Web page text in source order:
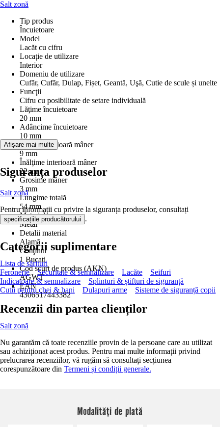
Salt zonă
Tip produs
Încuietoare
Model
Lacăt cu cifru
Locație de utilizare
Interior
Domeniu de utilizare
Cufăr, Cufăr, Dulap, Fișet, Geantă, Uşă, Cutie de scule și unelte
Funcţii
Cifru cu posibilitate de setare individuală
Lăţime încuietoare
20 mm
Adâncime încuietoare
10 mm
Lăţime interioară mâner
9 mm
Înălţime interioară mâner
22 mm
Grosime mâner
3 mm
Lungime totală
54 mm
Material
Metal
Detalii material
Alamă
Conţinut
1 Bucati
Cod scurt de produs (AKN)
AGWT
EAN
4306517443382
Afișare mai multe
Siguranța produselor
Salt zonă
Pentru informații cu privire la siguranța produselor, consultați
specificațiile producătorului .
Categorii suplimentare
Lista de sărituri
Feronerie
Securitate & semnalizare Lacăte
Seifuri
Indicatoare & semnalizare
Splinturi & știfturi de siguranță
Cutii pentru chei & bani
Dulapuri arme Sisteme de siguranță copii
Recenzii din partea clienților
Salt zonă
Nu garantăm că toate recenziile provin de la persoane care au utilizat
sau achiziționat acest produs. Pentru mai multe informații privind
prelucrarea recenziilor, vă rugăm să consultați secțiunea
corespunzătoare din Termeni și condiții generale.
Modalități de plată